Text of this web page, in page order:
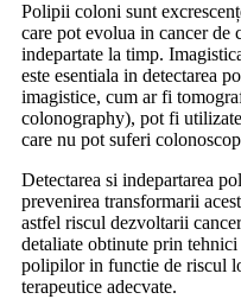
Polipii coloni sunt
care pot evolua in cancer de
indepartate la timp.
este esentiala in detectarea
imagistice, cum ar fi
colonography), pot fi
care nu pot suferi
Detectarea si indepartarea
prevenirea transformarii
astfel riscul dezvoltarii
detaliate obtinute prin
polipilor in functie de riscul
terapeutice adecvate.